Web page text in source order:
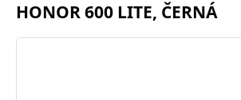
HONOR 600 LITE, ČERNÁ